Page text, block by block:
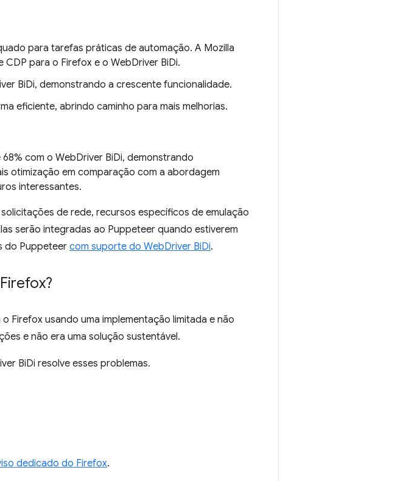
para tarefas práticas de automação. A Mozilla
para o Firefox e o WebDriver BiDi.
BiDi, demonstrando a crescente funcionalidade.
eficiente, abrindo caminho para mais melhorias.
com o WebDriver BiDi, demonstrando
otimização em comparação com a abordagem
interessantes.
de rede, recursos específicos de emulação
serão integradas ao Puppeteer quando estiverem
do Puppeteer com suporte do WebDriver BiDi.
Firefox usando uma implementação limitada e não
e não era uma solução sustentável.
BiDi resolve esses problemas.
dedicado do Firefox.